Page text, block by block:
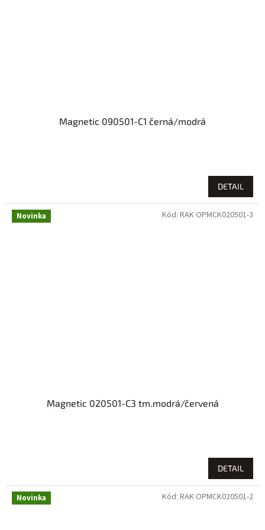
Magnetic 090501-C1 černá/modrá
DETAIL
Novinka
Magnetic 020501-C3 tm.modrá/červená
DETAIL
Kód: RAK OPMCK020501-3
Novinka Kód: RAK OPMCK020501-2